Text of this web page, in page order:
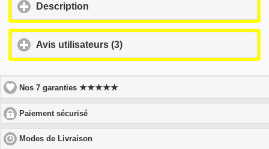
Description
expand
Avis utilisateurs (3)
to
contents
Nos 7 garanties★★★★★
Paiement sécurisé
to
expand
Modes de Livraison